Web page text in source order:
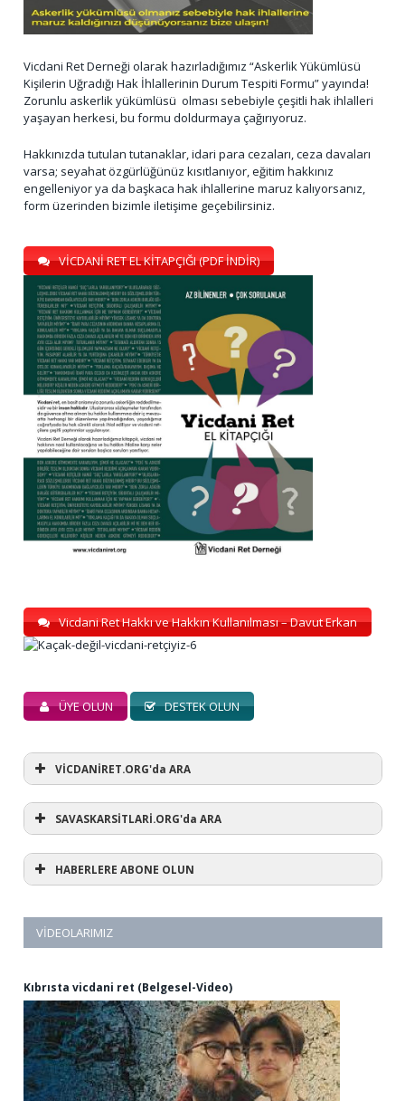
Vicdani Ret Derneği olarak hazırladığımız “Askerlik Yükümlüsü
Kişilerin Uğradığı Hak İhlallerinin Durum Tespiti Formu” yayında!
Zorunlu askerlik yükümlüsü olması sebebiyle çeşitli hak ihlalleri
yaşayan herkesi, bu formu doldurmaya çağırıyoruz.
Hakkınızda tutulan tutanaklar, idari para cezaları, ceza davaları
varsa; seyahat özgürlüğünüz kısıtlanıyor, eğitim hakkınız
engelleniyor ya da başkaca hak ihlallerine maruz kalıyorsanız,
form üzerinden bizimle iletişime geçebilirsiniz.
VİCDANİ RET EL KİTAPÇIĞI (PDF İNDİR)
Vicdani Ret Hakkı ve Hakkın Kullanılması – Davut Erkan
ÜYE OLUN DESTEK OLUN
VİCDANİRET.ORG'da ARA
SAVASKARSİTLARİ.ORG'da ARA
HABERLERE ABONE OLUN
VIDEOLARIMIZ
Kıbrısta vicdani ret (Belgesel-Video)